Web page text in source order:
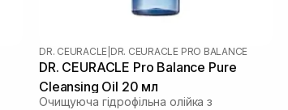
DR. CEURACLE DR. CEURACLE PRO BALANCE
DR. CEURACLE Pro Balance Pure
Cleansing Oil 20 мл
Очищуюча гідрофільна олійка з